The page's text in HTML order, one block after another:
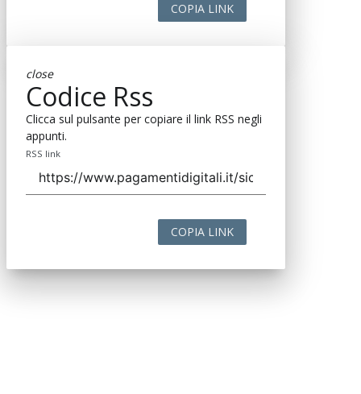
COPIA LINK
close
Codice Rss
Clicca sul pulsante per copiare il link RSS negli
appunti.
RSS link
COPIA LINK